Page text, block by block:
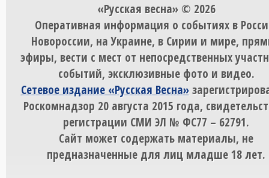
«Русская весна» © 2026
Оперативная информация о событиях в
Новороссии, на Украине, в Сирии и мире,
эфиры, вести с мест от непосредственных
событий, эксклюзивные фото и видео.
Сетевое издание «Русская Весна»
Роскомнадзор 20 августа 2015 года,
регистрации СМИ ЭЛ № ФС77 – 62791.
Сайт может содержать материалы, не
предназначенные для лиц младше 18 лет.